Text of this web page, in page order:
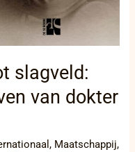
slagveld:
van dokter
, Maatschappij,